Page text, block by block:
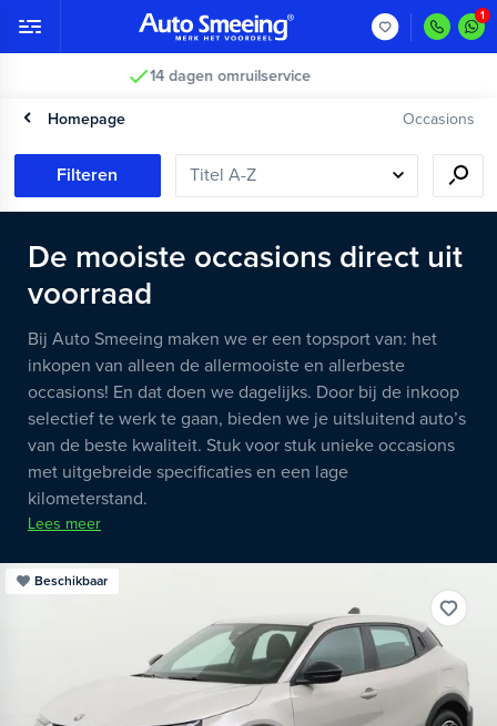
Vakkundig gecontroleerd >
Homepage Occasions
Filteren
De mooiste occasions direct uit
voorraad
Bij Auto Smeeing maken we er een topsport van: het
inkopen van alleen de allermooiste en allerbeste
occasions! En dat doen we dagelijks. Door bij de inkoop
selectief te werk te gaan, bieden we je uitsluitend auto’s
van de beste kwaliteit. Stuk voor stuk unieke occasions
met uitgebreide specificaties en een lage
kilometerstand.
Lees meer
Beschikbaar